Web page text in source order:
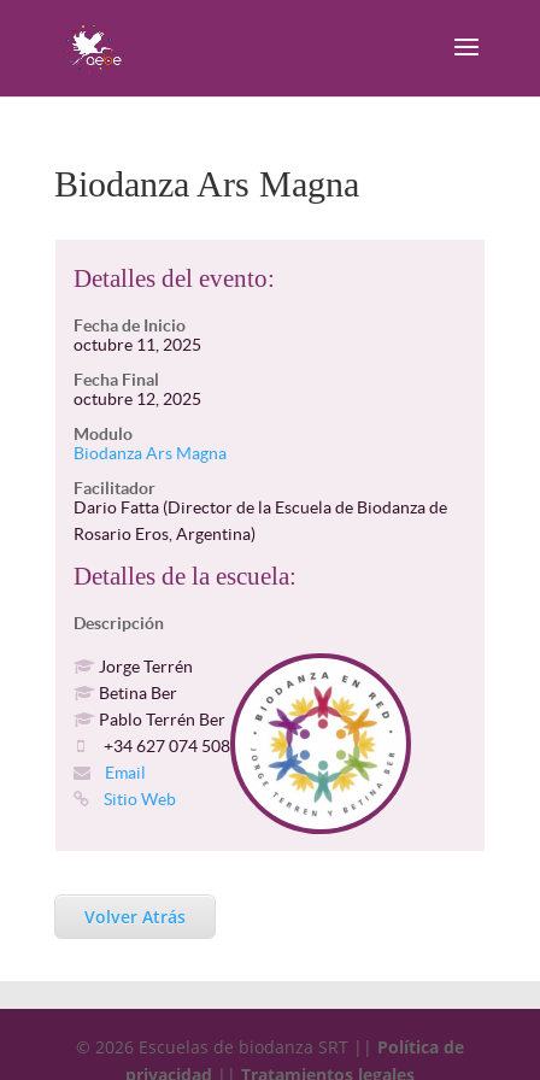
Biodanza Ars Magna
Detalles del evento:
Fecha de Inicio
octubre 11, 2025
Fecha Final
octubre 12, 2025
Modulo
Biodanza Ars Magna
Facilitador
Dario Fatta (Director de la Escuela de Biodanza de
Rosario Eros, Argentina)
Detalles de la escuela:
Descripción
Jorge Terrén
Betina Ber
Pablo Terrén Ber
+34 627 074 508
Email
Sitio Web
Volver Atrás
© 2026 Escuelas de biodanza SRT || Política de
privacidad || Tratamientos legales